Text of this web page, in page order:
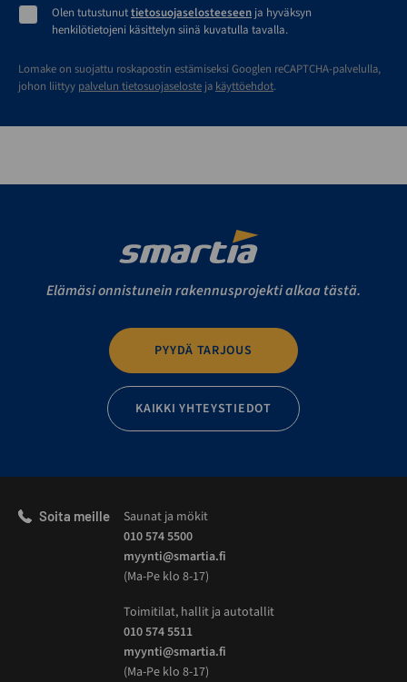
Olen tutustunuttietosuojaselosteeseen ja hyväksyn
henkilötietojeni käsittelyn siinä kuvatulla tavalla.
Lomake on suojattu roskapostin estämiseksi Googlen reCAPTCHA-palvelulla,
johon liittyy palvelun tietosuojaseloste ja käyttöehdot.
Elämäsi onnistunein rakennusprojekti alkaa tästä.
PYYDÄ TARJOUS
KAIKKI YHTEYSTIEDOT
Soita meille
Saunat ja mökit
010 574 5500
myynti@smartia.fi
(Ma-Pe klo 8-17)
Toimitilat, hallit ja autotallit
010 574 5511
myynti@smartia.fi
(Ma-Pe klo 8-17)